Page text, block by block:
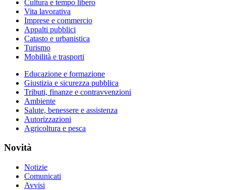
Cultura e tempo libero
Vita lavorativa
Imprese e commercio
Appalti pubblici
Catasto e urbanistica
Turismo
Mobilità e trasporti
Educazione e formazione
Giustizia e sicurezza pubblica
Tributi, finanze e contravvenzioni
Ambiente
Salute, benessere e assistenza
Autorizzazioni
Agricoltura e pesca
Novità
Notizie
Comunicati
Avvisi